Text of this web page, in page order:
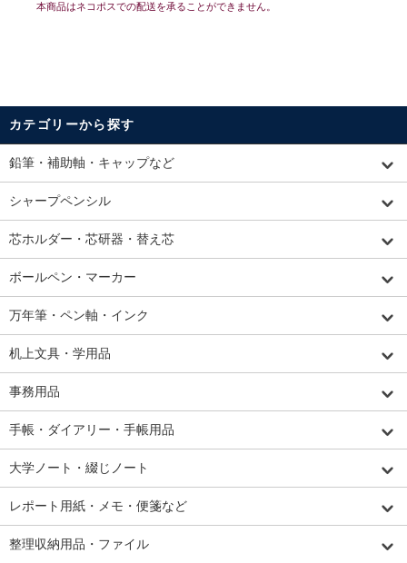
本商品はネコポスでの配送を承ることができません。
カテゴリーから探す
鉛筆・補助軸・キャップなど
シャープペンシル
芯ホルダー・芯研器・替え芯
ボールペン・マーカー
万年筆・ペン軸・インク
机上文具・学用品
事務用品
手帳・ダイアリー・手帳用品
大学ノート・綴じノート
レポート用紙・メモ・便箋など
整理収納用品・ファイル